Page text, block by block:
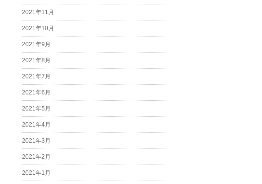
2021年11月
2021年10月
2021年9月
2021年8月
2021年7月
2021年6月
2021年5月
2021年4月
2021年3月
2021年2月
2021年1月